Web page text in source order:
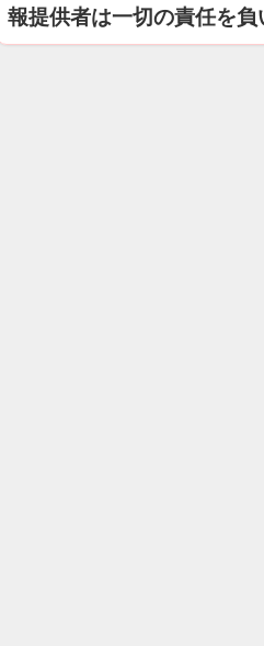
報提供者は一切の責任を負